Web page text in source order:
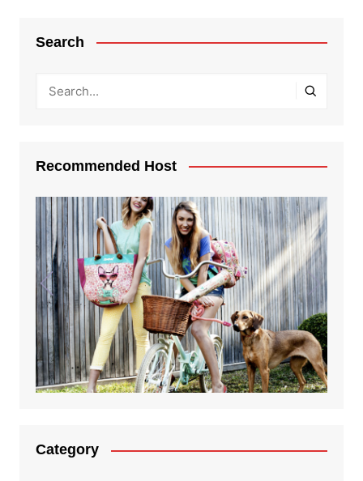
Search
Recommended Host
Category